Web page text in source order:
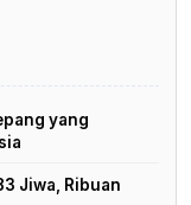
yang
Jiwa, Ribuan